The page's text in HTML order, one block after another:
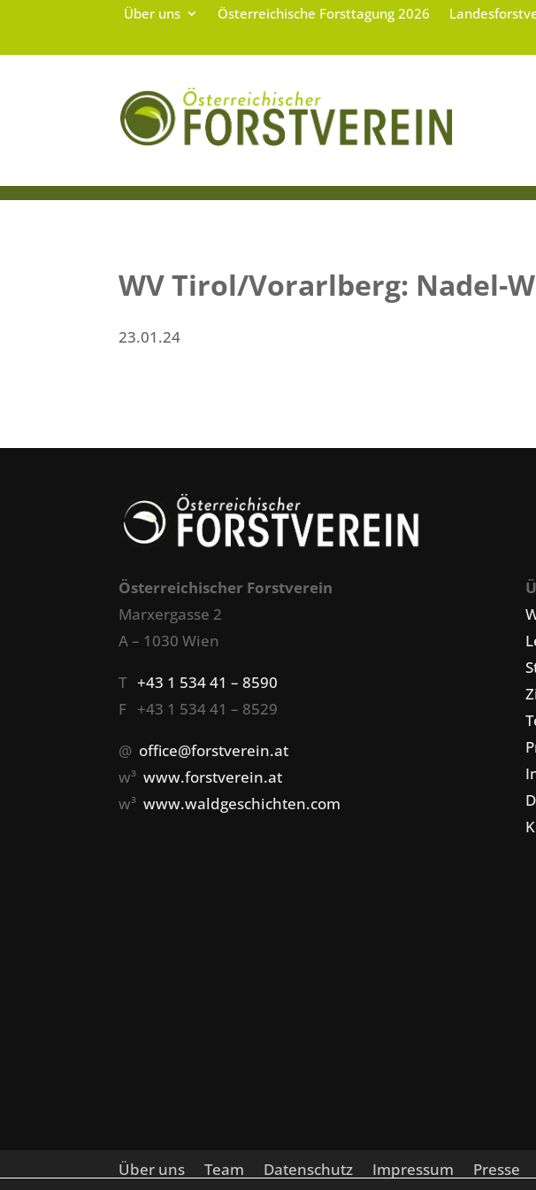
Über uns Österreichische Forsttagung 2026
WV Tirol/Vorarlberg: Nadel-
23.01.24
Österreichischer Forstverein
Marxergasse 2
A – 1030 Wien
T+43 1 534 41 – 8590
F +43 1 534 41 – 8529
@ office@forstverein.at
w³www.forstverein.at
w³www.waldgeschichten.com
Über uns Team Datenschutz Impressum Presse